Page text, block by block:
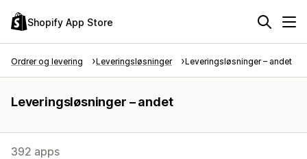
Shopify App Store
Ordrer og levering Leveringsløsninger Leveringsløsninger – andet
Leveringsløsninger – andet
392 apps